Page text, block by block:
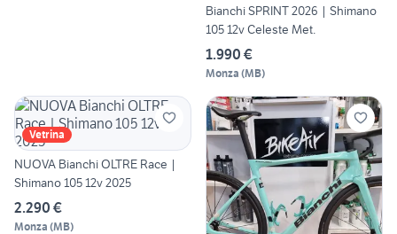
Bianchi SPRINT 2026 | Shimano
105 12v Celeste Met.
1.990 €
Monza (MB)
Vetrina
NUOVA Bianchi OLTRE Race |
Shimano 105 12v 2025
2.290 €
Monza (MB)